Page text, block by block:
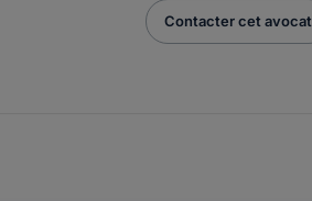
Contacter cet avocat